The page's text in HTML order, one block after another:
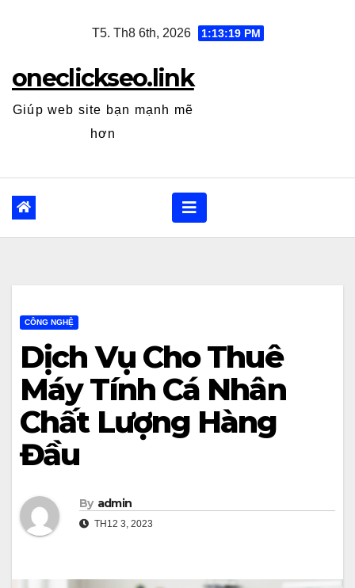
T5. Th8 6th, 2026 1:13:20 PM
oneclickseo.link
Giúp web site bạn mạnh mẽ
hơn
CÔNG NGHỆ
Dịch Vụ Cho Thuê
Máy Tính Cá Nhân
Chất Lượng Hàng
Đầu
By admin
TH12 3, 2023